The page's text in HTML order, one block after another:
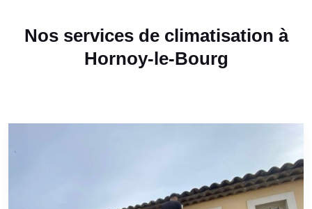
Nos services de climatisation à
Hornoy-le-Bourg